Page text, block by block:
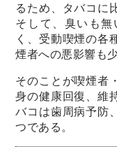
るため、タバコに
そして、臭いも
く、受動喫煙の各
煙者への悪影響も
そのことが喫煙者
身の健康回復、維
バコは歯周病予防
つである。